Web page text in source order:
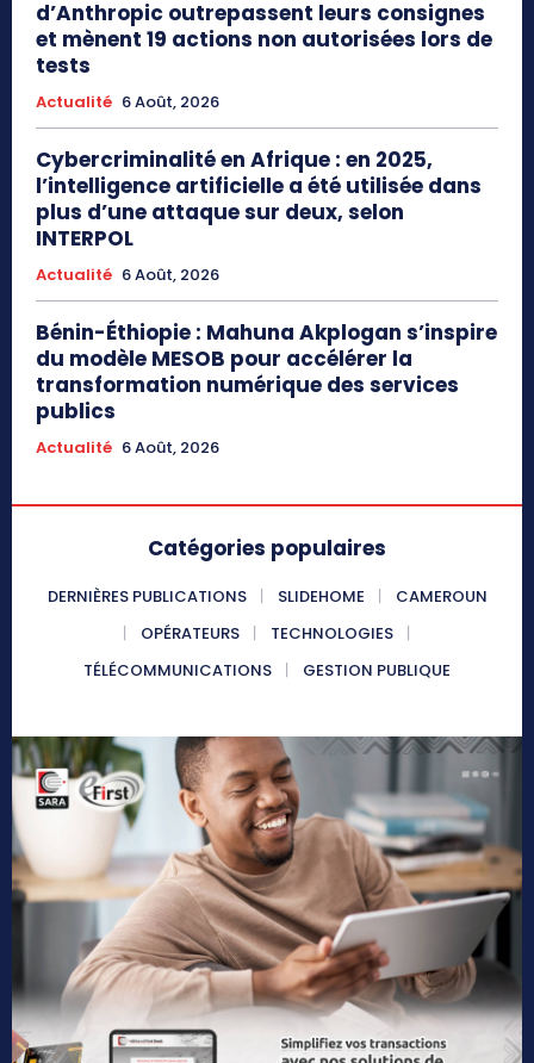
d’Anthropic outrepassent leurs consignes
et mènent 19 actions non autorisées lors de
tests
Actualité 6 Août, 2026
Cybercriminalité en Afrique : en 2025,
l’intelligence artificielle a été utilisée dans
plus d’une attaque sur deux, selon
INTERPOL
Actualité 6 Août, 2026
Bénin-Éthiopie : Mahuna Akplogan s’inspire
du modèle MESOB pour accélérer la
transformation numérique des services
publics
Actualité 6 Août, 2026
Catégories populaires
DERNIÈRES PUBLICATIONS SLIDEHOME
CAMEROUN
OPÉRATEURS
TECHNOLOGIES
TÉLÉCOMMUNICATIONS
GESTION PUBLIQUE